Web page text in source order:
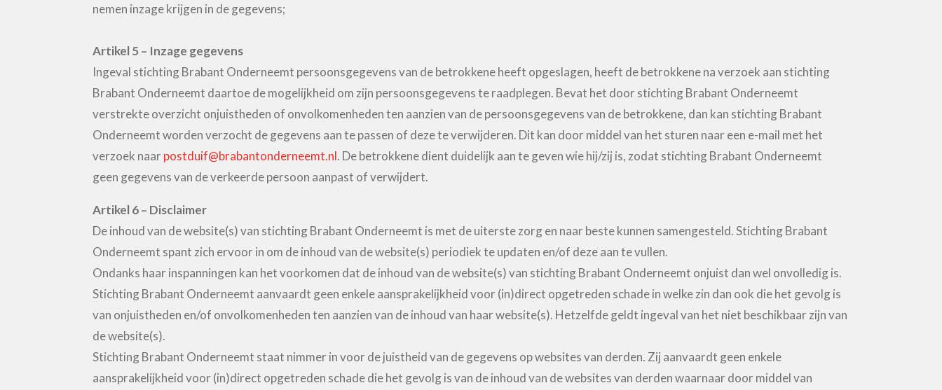
nemen inzage krijgen in de gegevens;
Artikel 5 – Inzage gegevens
Ingeval stichting Brabant Onderneemt persoonsgegevens van de betrokkene heeft opgeslagen, heeft de betrokkene na verzoek aan stichting
Brabant Onderneemt daartoe de mogelijkheid om zijn persoonsgegevens te raadplegen. Bevat het door stichting Brabant Onderneemt
verstrekte overzicht onjuistheden of onvolkomenheden ten aanzien van de persoonsgegevens van de betrokkene, dan kan stichting Brabant
Onderneemt worden verzocht de gegevens aan te passen of deze te verwijderen. Dit kan door middel van het sturen naar een e-mail met het
verzoek naarpostduif@brabantonderneemt.nl. De betrokkene dient duidelijk aan te geven wie hij/zij is, zodat stichting Brabant Onderneemt
geen gegevens van de verkeerde persoon aanpast of verwijdert.
Artikel 6 – Disclaimer
De inhoud van de website(s) van stichting Brabant Onderneemt is met de uiterste zorg en naar beste kunnen samengesteld. Stichting Brabant
Onderneemt spant zich ervoor in om de inhoud van de website(s) periodiek te updaten en/of deze aan te vullen.
Ondanks haar inspanningen kan het voorkomen dat de inhoud van de website(s) van stichting Brabant Onderneemt onjuist dan wel onvolledig is.
Stichting Brabant Onderneemt aanvaardt geen enkele aansprakelijkheid voor (in)direct opgetreden schade in welke zin dan ook die het gevolg is
van onjuistheden en/of onvolkomenheden ten aanzien van de inhoud van haar website(s). Hetzelfde geldt ingeval van het niet beschikbaar zijn van
de website(s).
Stichting Brabant Onderneemt staat nimmer in voor de juistheid van de gegevens op websites van derden. Zij aanvaardt geen enkele
aansprakelijkheid voor (in)direct opgetreden schade die het gevolg is van de inhoud van de websites van derden waarnaar door middel van